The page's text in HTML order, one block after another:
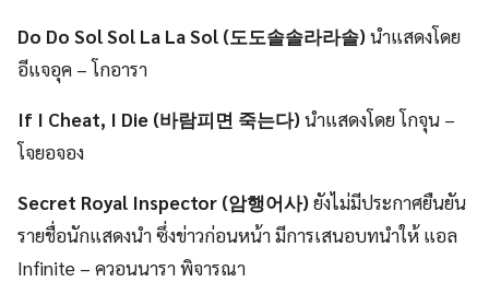
Do Do Sol Sol La La Sol (도도솔솔라라솔)นำแสดงโดย
อีแจอุค – โกอารา
If I Cheat, I Die (바람피면 죽는다)นำแสดงโดย โกจุน –
โจยอจอง
Secret Royal Inspector (암행어사)ยังไม่มีประกาศยืนยัน
รายชื่อนักแสดงนำ ซึ่งข่าวก่อนหน้า มีการเสนอบทนำให้ แอล
Infinite – ควอนนารา พิจารณา